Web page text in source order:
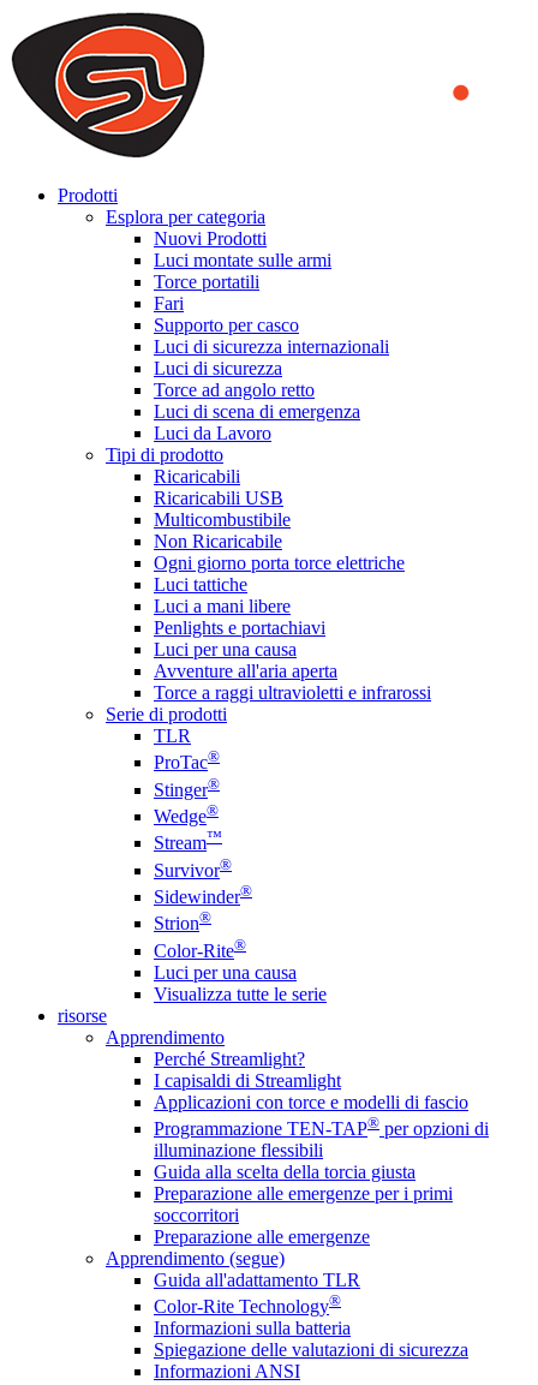
We use cookies to ensure that we provide you the best experience
on our website. By continuing to browse this website, you accept
that cookies are used to help us analyze how the website is used and
to offer you a better experience. To learn more or to find out how
you can disable cookies, you can access our
Prodotti
Esplora per categoria
Nuovi Prodotti
Luci montate sulle armi
Torce portatili
Fari
Supporto per casco
Luci di sicurezza internazionali
Luci di sicurezza
Torce ad angolo retto
Luci di scena di emergenza
Luci da Lavoro
Tipi di prodotto
Ricaricabili
Ricaricabili USB
Multicombustibile
Non Ricaricabile
Ogni giorno porta torce elettriche
Luci tattiche
Luci a mani libere
Penlights e portachiavi
Luci per una causa
Avventure all'aria aperta
Torce a raggi ultravioletti e infrarossi
Serie di prodotti
TLR
ProTac®
Stinger®
Wedge®
Stream™
Survivor®
Sidewinder®
Strion®
Color-Rite®
Luci per una causa
Visualizza tutte le serie
risorse
Apprendimento
Perché Streamlight?
I capisaldi di Streamlight
Applicazioni con torce e modelli di fascio
Programmazione TEN-TAP® per opzioni di
illuminazione flessibili
Guida alla scelta della torcia giusta
Preparazione alle emergenze per i primi
soccorritori
Preparazione alle emergenze
Apprendimento (segue)
Guida all'adattamento TLR
Color-Rite Technology®
Informazioni sulla batteria
Spiegazione delle valutazioni di sicurezza
Informazioni ANSI